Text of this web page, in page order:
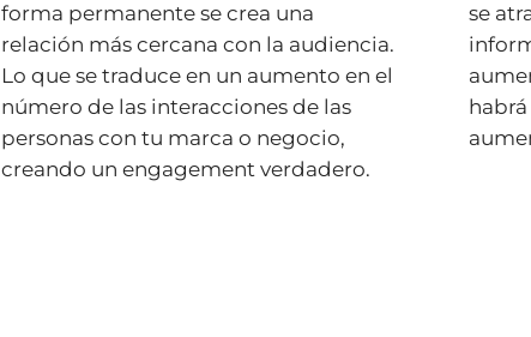
forma permanente se crea una
relación más cercana con la audiencia.
Lo que se traduce en un aumento en el
número de las interacciones de las
personas con tu marca o negocio,
creando un engagement verdadero.
se